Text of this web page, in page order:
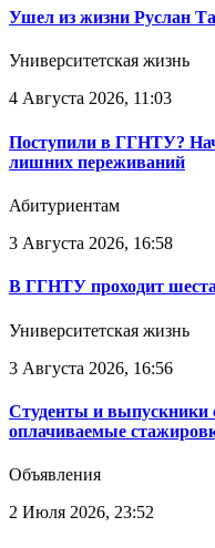
Ушел из жизни Руслан
Университетская жизнь
4 Августа 2026, 11:03
Поступили в ГГНТУ?
лишних переживаний
Абитуриентам
3 Августа 2026, 16:58
В ГГНТУ проходит
Университетская жизнь
3 Августа 2026, 16:56
Студенты и выпускники
оплачиваемые
Объявления
2 Июля 2026, 23:52